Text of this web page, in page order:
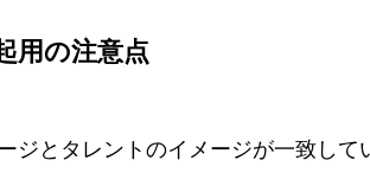
用の注意点
ジとタレントのイメージが一致して